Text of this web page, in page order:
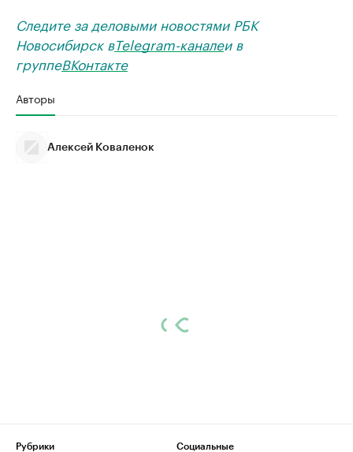
Следите за деловыми новостями РБК
Новосибирск вTelegram-каналеи в
группеВКонтакте
Авторы
Алексей Коваленок
Рубрики
Социальные